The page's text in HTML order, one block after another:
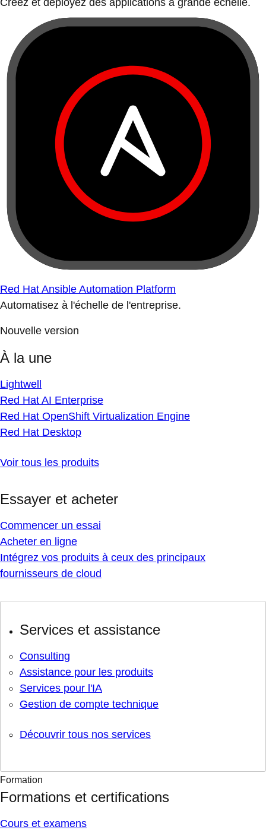
Créez et déployez des applications à grande échelle.
Red Hat Ansible Automation Platform
Automatisez à l'échelle de l'entreprise.
Nouvelle version
À la une
Lightwell
Red Hat AI Enterprise
Red Hat OpenShift Virtualization Engine
Red Hat Desktop
Voir tous les produits
Essayer et acheter
Commencer un essai
Acheter en ligne
Intégrez vos produits à ceux des principaux
fournisseurs de cloud
Services et assistance
Consulting
Assistance pour les produits
Services pour l'IA
Gestion de compte technique
Découvrir tous nos services
Formation
Formations et certifications
Cours et examens